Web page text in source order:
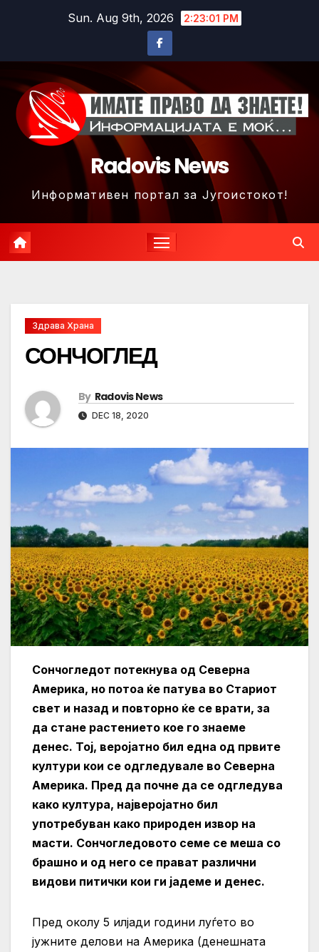
Sun. Aug 9th, 2026 2:23:04 PM
Radovis News
Информативен портал за Југоистокот!
Здрава Храна
СОНЧОГЛЕД
By Radovis News
DEC 18, 2020
Сончогледот потекнува од Северна
Америка, но потоа ќе патува во Стариот
свет и назад и повторно ќе се врати, за
да стане растението кое го знаеме
денес. Тој, веројатно бил една од првите
култури кои се одгледувале во Северна
Америка. Пред да почне да се одгледува
како култура, најверојатно бил
употребуван како природен извор на
масти. Сончогледовото семе се меша со
брашно и од него се прават различни
видови питички кои ги јадеме и денес.
Пред околу 5 илјади години луѓето во
јужните делови на Америка (денешната